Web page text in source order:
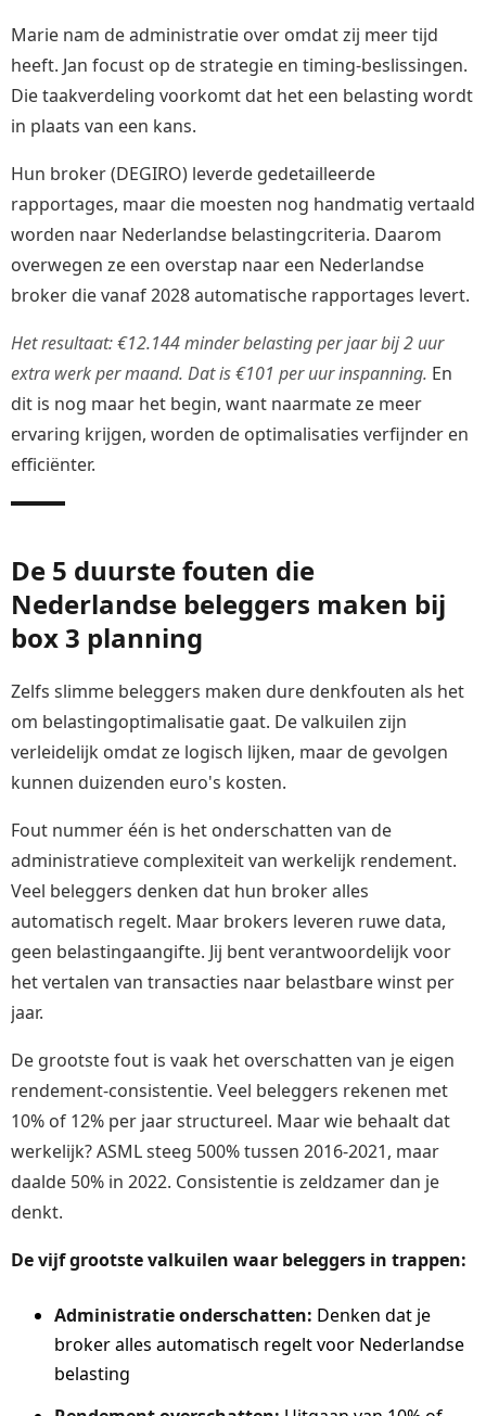
Marie nam de administratie over omdat zij meer tijd
heeft. Jan focust op de strategie en timing-beslissingen.
Die taakverdeling voorkomt dat het een belasting wordt
in plaats van een kans.
Hun broker (DEGIRO) leverde gedetailleerde
rapportages, maar die moesten nog handmatig vertaald
worden naar Nederlandse belastingcriteria. Daarom
overwegen ze een overstap naar een Nederlandse
broker die vanaf 2028 automatische rapportages levert.
Het resultaat: €12.144 minder belasting per jaar bij 2 uur
extra werk per maand. Dat is €101 per uur inspanning. En
dit is nog maar het begin, want naarmate ze meer
ervaring krijgen, worden de optimalisaties verfijnder en
efficiënter.
De 5 duurste fouten die
Nederlandse beleggers maken bij
box 3 planning
Zelfs slimme beleggers maken dure denkfouten als het
om belastingoptimalisatie gaat. De valkuilen zijn
verleidelijk omdat ze logisch lijken, maar de gevolgen
kunnen duizenden euro's kosten.
Fout nummer één is het onderschatten van de
administratieve complexiteit van werkelijk rendement.
Veel beleggers denken dat hun broker alles
automatisch regelt. Maar brokers leveren ruwe data,
geen belastingaangifte. Jij bent verantwoordelijk voor
het vertalen van transacties naar belastbare winst per
jaar.
De grootste fout is vaak het overschatten van je eigen
rendement-consistentie. Veel beleggers rekenen met
10% of 12% per jaar structureel. Maar wie behaalt dat
werkelijk? ASML steeg 500% tussen 2016-2021, maar
daalde 50% in 2022. Consistentie is zeldzamer dan je
denkt.
De vijf grootste valkuilen waar beleggers in trappen:
Administratie onderschatten: Denken dat je
broker alles automatisch regelt voor Nederlandse
belasting